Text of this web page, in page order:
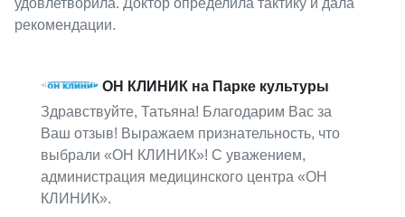
рекомендации.
ОН КЛИНИК на Парке культуры
Здравствуйте, Татьяна! Благодарим Вас за
Ваш отзыв! Выражаем признательность, что
выбрали «ОН КЛИНИК»! С уважением,
администрация медицинского центра «ОН
КЛИНИК».